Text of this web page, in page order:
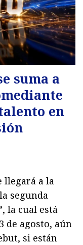
suma a
en
llegará a la
segunda
la cual está
de agosto, aún
si están